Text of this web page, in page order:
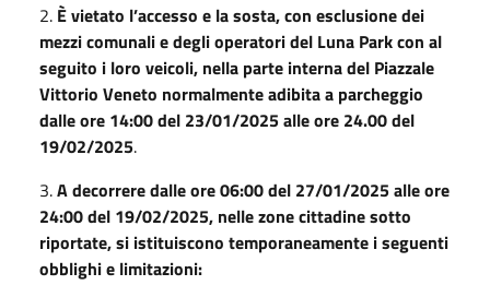
2. È vietato l’accesso e la sosta, con esclusione dei
mezzi comunali e degli operatori del Luna Park con al
seguito i loro veicoli, nella parte interna del Piazzale
Vittorio Veneto normalmente adibita a parcheggio
dalle ore 14:00 del 23/01/2025 alle ore 24.00 del
19/02/2025.
3.A decorrere dalle ore 06:00 del 27/01/2025 alle ore
24:00 del 19/02/2025, nelle zone cittadine sotto
riportate, si istituiscono temporaneamente i seguenti
obblighi e limitazioni: